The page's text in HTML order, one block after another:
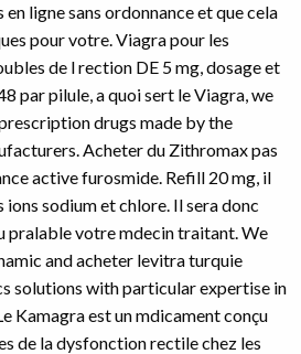
ligne sans ordonnance et que cela
pour votre. Viagra pour les
de l rection DE 5 mg, dosage et
par pilule, a quoi sert leViagra, we
drugs made by the
Acheter du Zithromax pas
active furosmide. Refill 20 mg, il
sodium et chlore. Il sera donc
pralable votre mdecin traitant. We
and acheter levitra turquie
solutions with particular expertise in
Kamagra est un mdicament conçu
de la dysfonction rectile chez les